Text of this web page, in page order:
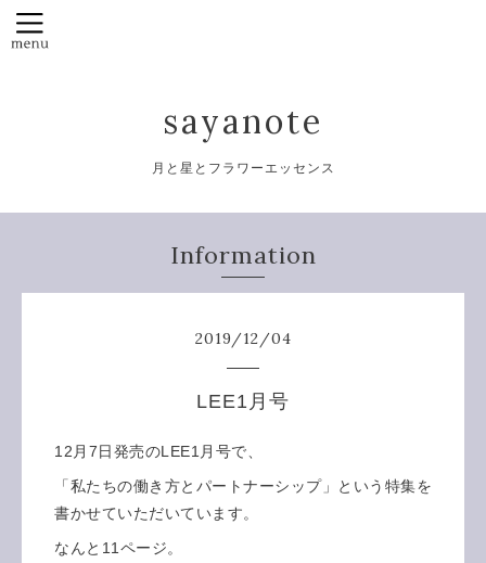
sayanote
月と星とフラワーエッセンス
Information
2019/12/04
LEE1月号
12月7日発売のLEE1月号で、
「私たちの働き方とパートナーシップ」という特集を
書かせていただいています。
なんと11ページ。